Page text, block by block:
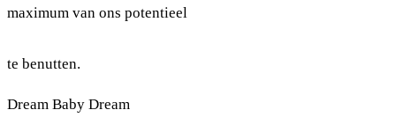
maximum van ons potentieel
te benutten.
Dream Baby Dream